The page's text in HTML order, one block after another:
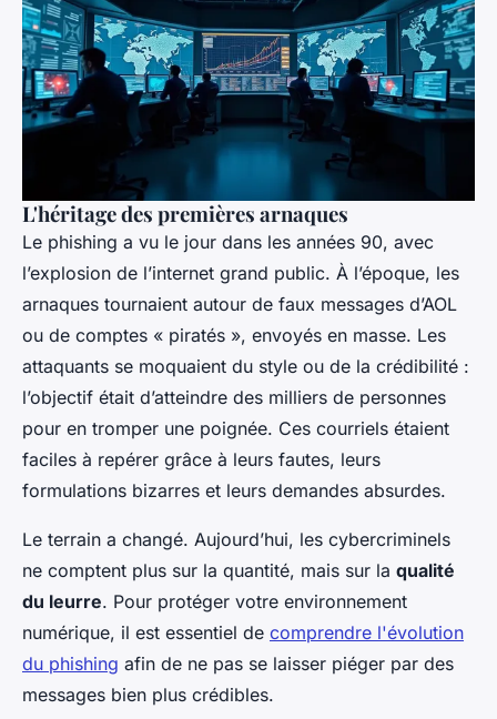
L'héritage des premières arnaques
Le phishing a vu le jour dans les années 90, avec
l’explosion de l’internet grand public. À l’époque, les
arnaques tournaient autour de faux messages d’AOL
ou de comptes « piratés », envoyés en masse. Les
attaquants se moquaient du style ou de la crédibilité :
l’objectif était d’atteindre des milliers de personnes
pour en tromper une poignée. Ces courriels étaient
faciles à repérer grâce à leurs fautes, leurs
formulations bizarres et leurs demandes absurdes.
Le terrain a changé. Aujourd’hui, les cybercriminels
ne comptent plus sur la quantité, mais sur la qualité
du leurre. Pour protéger votre environnement
numérique, il est essentiel de comprendre l'évolution
du phishing afin de ne pas se laisser piéger par des
messages bien plus crédibles.